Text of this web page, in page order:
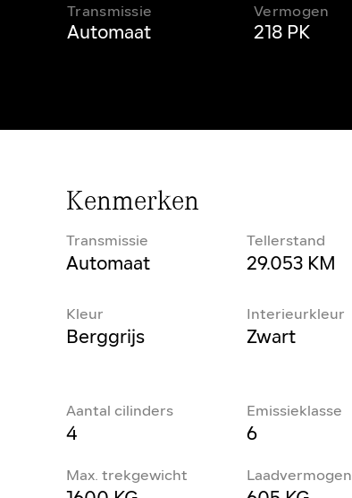
Transmissie
Automaat
Vermogen
218 PK
Kenmerken
Transmissie
Automaat
Tellerstand
29.053 KM
Kleur
Berggrijs
Interieurkleur
Zwart
Aantal cilinders
4
Emissieklasse
6
Max. trekgewicht Laadvermogen